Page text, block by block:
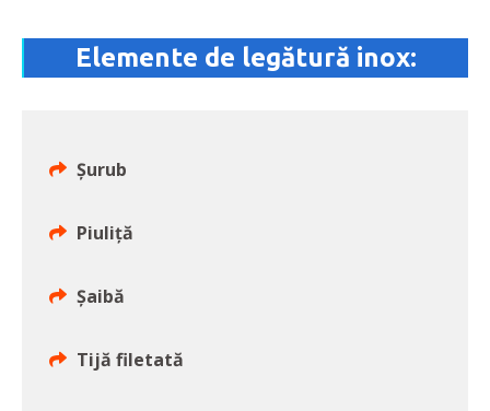
Elemente de legătură inox:
Şurub
Piuliţă
Şaibă
Tijă filetată